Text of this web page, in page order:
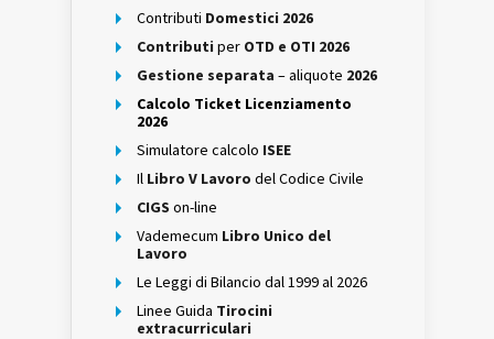
Contributi Domestici 2026
Contributi per OTD e OTI 2026
Gestione separata – aliquote 2026
Calcolo Ticket Licenziamento
2026
Simulatore calcolo ISEE
Il Libro V Lavoro del Codice Civile
CIGS on-line
Vademecum Libro Unico del
Lavoro
Le Leggi di Bilancio dal 1999 al 2026
Linee Guida Tirocini
extracurriculari